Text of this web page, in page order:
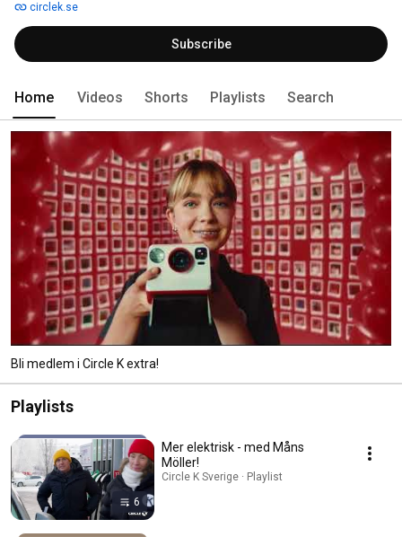
circlek.se
Subscribe
Home Videos Shorts Playlists Search
Bli medlem i Circle K extra!
Playlists
6
Mer elektrisk - med Måns
Möller!
Circle K Sverige · Playlist